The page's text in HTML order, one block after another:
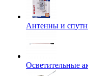
Антенны и
Осветительные